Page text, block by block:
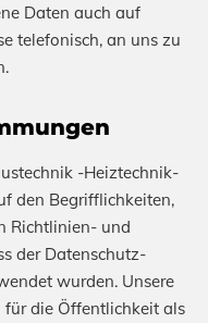
Daten auch auf
telefonisch, an uns zu
-Heiztechnik-
den Begrifflichkeiten,
Richtlinien- und
der Datenschutz-
wurden. Unsere
die Öffentlichkeit als